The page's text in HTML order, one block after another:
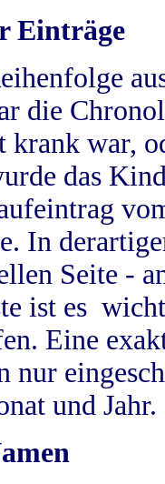
Einträge
die
krank war,
das
In
Seite -
ist es
Eine
nur
und Jahr.